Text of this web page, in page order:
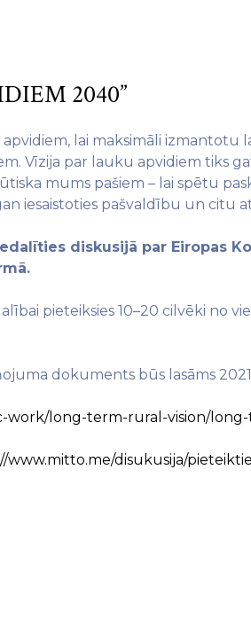
2040”
lai maksimāli
Vīzija par lauku apvidiem tiks
mums pašiem – lai spētu
iesaistoties pašvaldību un citu
diskusijā par Eiropas
pieteiksies 10–20 cilvēki no
dokuments būs lasāms
work/long-term-rural-vision/
www.mitto.me/disukusija/